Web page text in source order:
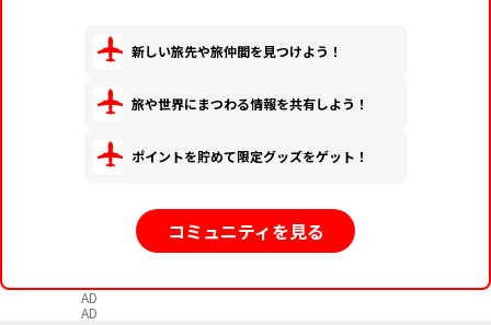
新しい旅先や旅仲間を見つけよう！
旅や世界にまつわる情報を共有しよう！
ポイントを貯めて限定グッズをゲット！
コミュニティを見る
AD
AD